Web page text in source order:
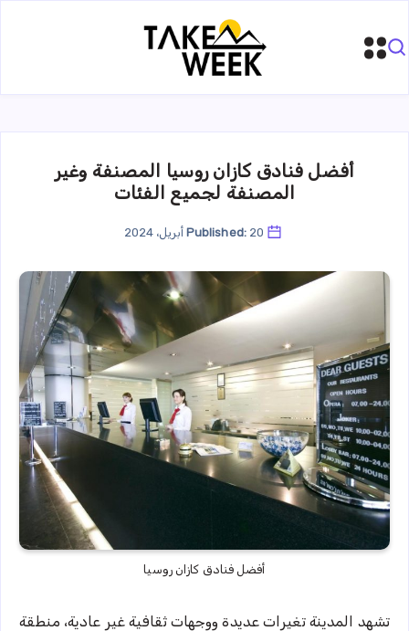
أفضل فنادق كازان روسيا المصنفة وغير
المصنفة لجميع الفئات
Published:20 أبريل، 2024
أفضل فنادق كازان روسيا
تشهد المدينة تغيرات عديدة ووجهات ثقافية غير عادية، منطقة